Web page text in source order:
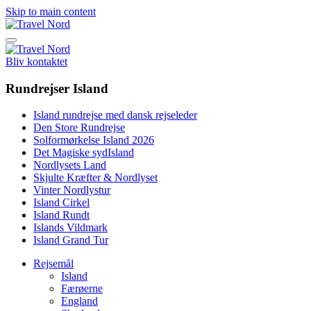
Skip to main content
Bliv kontaktet
Rundrejser Island
Island rundrejse med dansk rejseleder
Den Store Rundrejse
Solformørkelse Island 2026
Det Magiske sydIsland
Nordlysets Land
Skjulte Kræfter & Nordlyset
Vinter Nordlystur
Island Cirkel
Island Rundt
Islands Vildmark
Island Grand Tur
Rejsemål
Island
Færøerne
England